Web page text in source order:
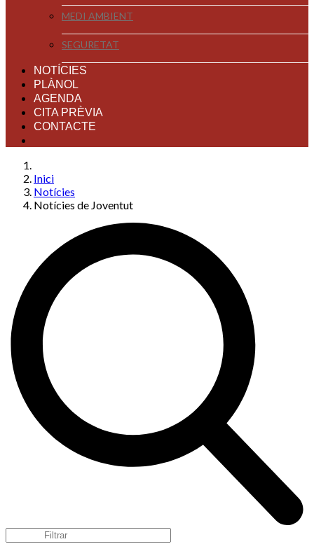
MEDI AMBIENT
SEGURETAT
NOTÍCIES
PLÀNOL
AGENDA
CITA PRÈVIA
CONTACTE
Inici
Notícies
Notícies de Joventut